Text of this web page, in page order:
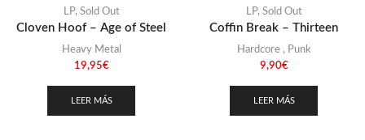
LP, Sold Out
Cloven Hoof – Age of Steel
Heavy Metal
19,95€
LEER MÁS
LP, Sold Out
Coffin Break – Thirteen
Hardcore, Punk
9,90€
LEER MÁS